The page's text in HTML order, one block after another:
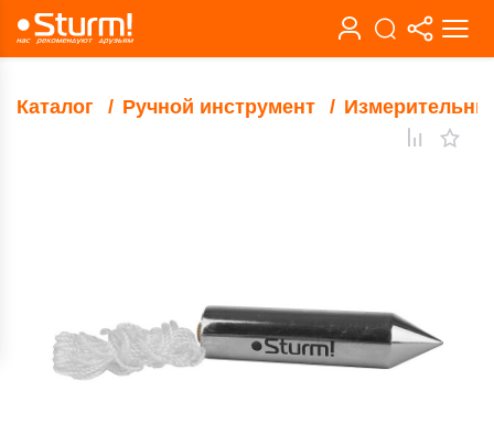
Каталог Ручной инструмент